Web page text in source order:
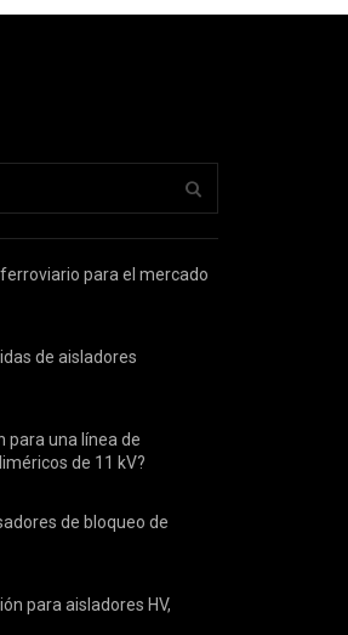
para el mercado
de aisladores
para una línea de
de 11 kV?
de bloqueo de
para aisladores HV,